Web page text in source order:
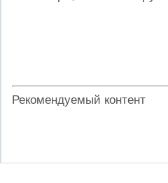
Рекомендуемый контент